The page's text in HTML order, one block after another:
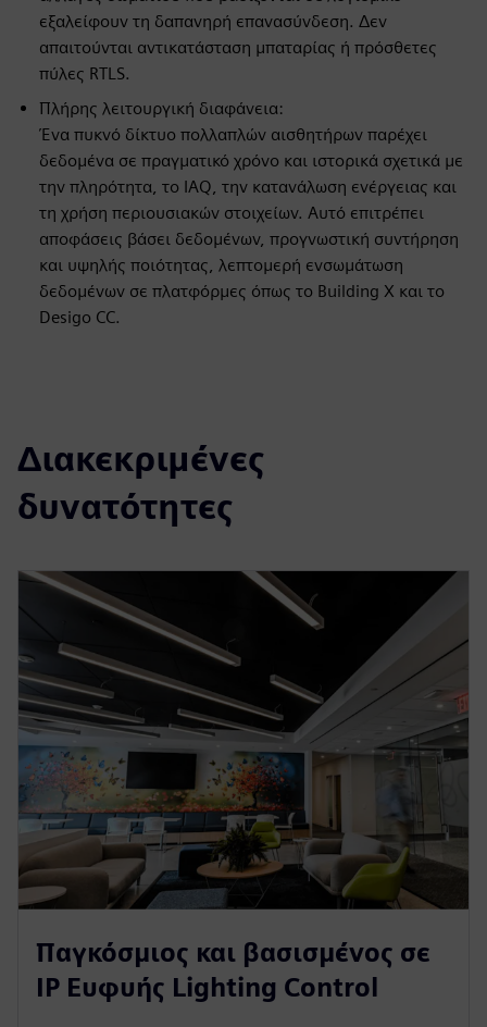
εξαλείφουν τη δαπανηρή επανασύνδεση. Δεν
απαιτούνται αντικατάσταση μπαταρίας ή πρόσθετες
πύλες RTLS.
Πλήρης λειτουργική διαφάνεια:
Ένα πυκνό δίκτυο πολλαπλών αισθητήρων παρέχει
δεδομένα σε πραγματικό χρόνο και ιστορικά σχετικά με
την πληρότητα, το IAQ, την κατανάλωση ενέργειας και
τη χρήση περιουσιακών στοιχείων. Αυτό επιτρέπει
αποφάσεις βάσει δεδομένων, προγνωστική συντήρηση
και υψηλής ποιότητας, λεπτομερή ενσωμάτωση
δεδομένων σε πλατφόρμες όπως το Building X και το
Desigo CC.
Διακεκριμένες
δυνατότητες
Παγκόσμιος και βασισμένος σε
IP Ευφυής Lighting Control